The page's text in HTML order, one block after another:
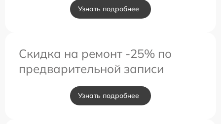
Узнать подробнее
Скидка на ремонт -25% по
предварительной записи
Узнать подробнее